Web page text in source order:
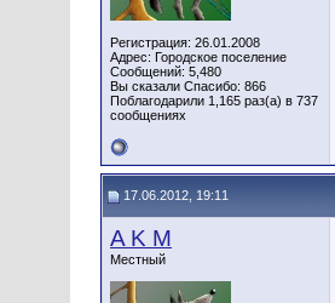
Регистрация: 26.01.2008
Адрес: Городское поселение
Сообщений: 5,480
Вы сказали Спасибо: 866
Поблагодарили 1,165 раз(а) в 737
сообщениях
17.06.2012, 19:11
A K M
Местный